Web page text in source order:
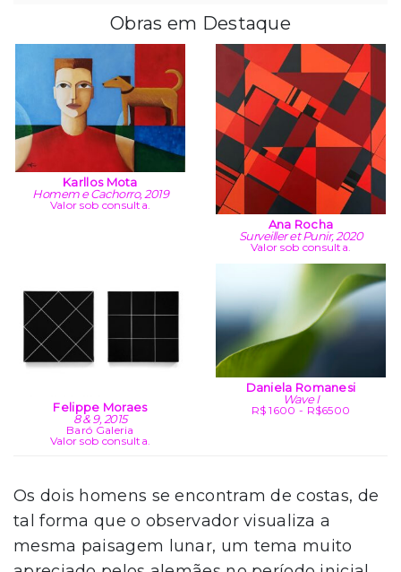
Obras em Destaque
Karllos Mota
Homem e Cachorro, 2019
Valor sob consulta.
Ana Rocha
Surveiller et Punir, 2020
Valor sob consulta.
Felippe Moraes
8 & 9, 2015
Baró Galeria
Valor sob consulta.
Daniela Romanesi
Wave I
R$ 1600 - R$6500
Os dois homens se encontram de costas, de
tal forma que o observador visualiza a
mesma paisagem lunar, um tema muito